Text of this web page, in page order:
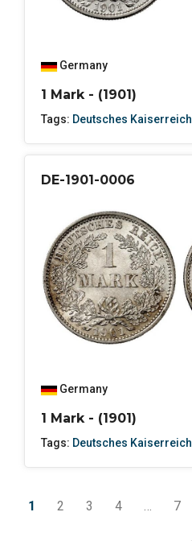
Germany
1 Mark - (1901)
Tags: Deutsches Kaiserreich
DE-1901-0006
Germany
1 Mark - (1901)
Tags: Deutsches Kaiserreich
1 2 3 4 … 7